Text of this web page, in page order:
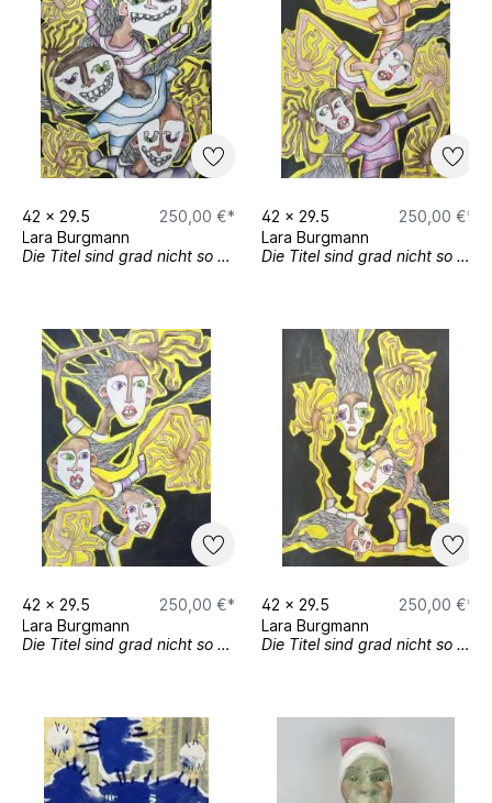
42 x 29.5
250,00 €*
Lara Burgmann
Die Titel sind grad nicht so wichtig 5
42 x 29.5
250,00 €*
Lara Burgmann
Die Titel sind grad nicht so wichtig 4
42 x 29.5
250,00 €*
Lara Burgmann
Die Titel sind grad nicht so wichtig2
42 x 29.5
250,00 €*
Lara Burgmann
Die Titel sind grad nicht so wichtig 1